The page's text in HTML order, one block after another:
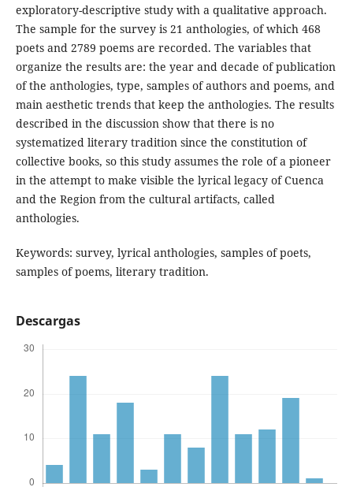
exploratory-descriptive study with a qualitative approach.
The sample for the survey is 21 anthologies, of which 468
poets and 2789 poems are recorded. The variables that
organize the results are: the year and decade of publication
of the anthologies, type, samples of authors and poems, and
main aesthetic trends that keep the anthologies. The results
described in the discussion show that there is no
systematized literary tradition since the constitution of
collective books, so this study assumes the role of a pioneer
in the attempt to make visible the lyrical legacy of Cuenca
and the Region from the cultural artifacts, called
anthologies.
Keywords: survey, lyrical anthologies, samples of poets,
samples of poems, literary tradition.
Descargas